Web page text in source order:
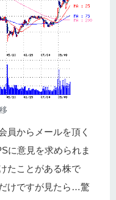
員からメールを頂く
に意見を求められま
たことがある株で
けですが見たら…驚